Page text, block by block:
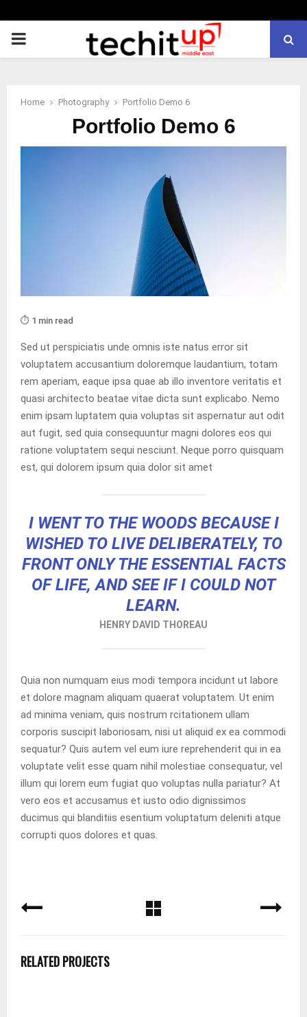
PRIMARY
Home Photography Portfolio Demo 6
Portfolio Demo 6
⏱️ 1 min read
Sed ut perspiciatis unde omnis iste natus error sit
voluptatem accusantium doloremque laudantium, totam
rem aperiam, eaque ipsa quae ab illo inventore veritatis et
quasi architecto beatae vitae dicta sunt explicabo. Nemo
enim ipsam luptatem quia voluptas sit aspernatur aut odit
aut fugit, sed quia consequuntur magni dolores eos qui
ratione voluptatem sequi nesciunt. Neque porro quisquam
est, qui dolorem ipsum quia dolor sit amet
I WENT TO THE WOODS BECAUSE I
WISHED TO LIVE DELIBERATELY, TO
FRONT ONLY THE ESSENTIAL FACTS
OF LIFE, AND SEE IF I COULD NOT
LEARN.
HENRY DAVID THOREAU
Quia non numquam eius modi tempora incidunt ut labore
et dolore magnam aliquam quaerat voluptatem. Ut enim
ad minima veniam, quis nostrum rcitationem ullam
corporis suscipit laboriosam, nisi ut aliquid ex ea commodi
sequatur? Quis autem vel eum iure reprehenderit qui in ea
voluptate velit esse quam nihil molestiae consequatur, vel
illum qui lorem eum fugiat quo voluptas nulla pariatur? At
vero eos et accusamus et iusto odio dignissimos
ducimus qui blanditiis esentium voluptatum deleniti atque
corrupti quos dolores et quas.
RELATED PROJECTS